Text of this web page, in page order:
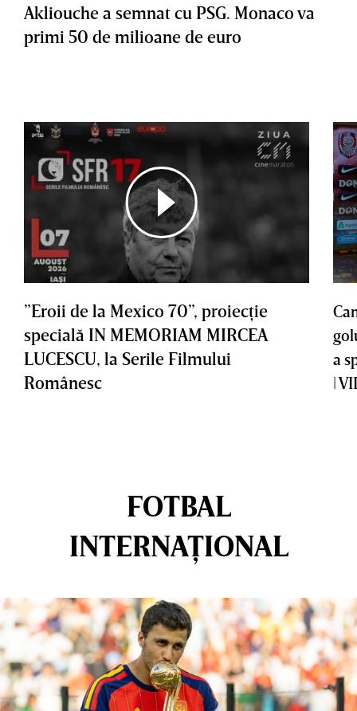
Akliouche a semnat cu PSG. Monaco va
primi 50 de milioane de euro
”Eroii de la Mexico 70”, proiecţie
specială IN MEMORIAM MIRCEA
LUCESCU, la Serile Filmului
Românesc
a
|
FOTBAL
INTERNAȚIONAL